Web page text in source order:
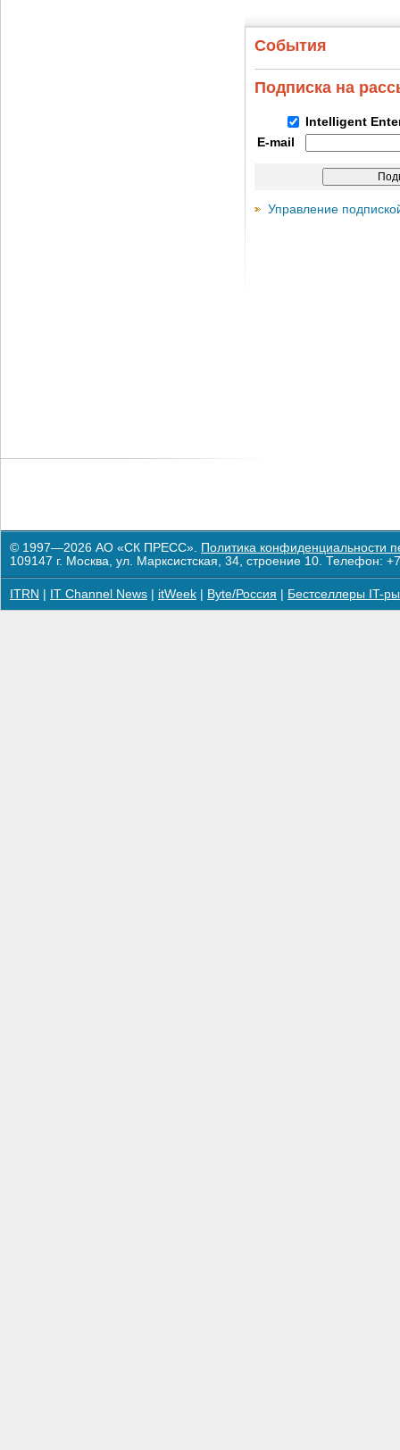
События
Подписка на
Intelligent
E-mail
Управление
© 1997—2026 АО «СК ПРЕСС». Политика конфиденциальности
109147 г. Москва, ул. Марксистская, 34, строение 10. Телефон:
ITRN IT Channel News itWeek Byte/Россия Бестселлеры IT-